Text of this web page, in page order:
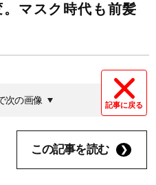
マスク時代も前髪
記事に戻る
次の画像
この記事を読む